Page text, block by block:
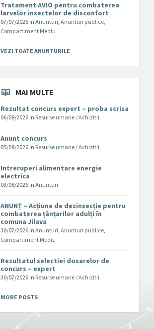
Tratament AVIO pentru combaterea
larvelor insectelor de disconfort
07/07/2026 inAnunturi,Anunturi publice,
Compartiment Mediu
VEZI TOATE ANUNTURILE
MAI MULTE
Rezultat concurs expert – proba scrisa
06/08/2026 in Resurse umane / Achizitii
Anunt concurs
05/08/2026 in Resurse umane / Achizitii
Intreruperi alimentare energie
electrica
03/08/2026 inAnunturi
ANUNȚ – Acțiune de dezinsecție pentru
combaterea țânțarilor adulți în
comuna Jilava
30/07/2026 inAnunturi,Anunturi publice,
Compartiment Mediu
Rezultatul selectiei dosarelor de
concurs – expert
30/07/2026 in Resurse umane / Achizitii
MORE POSTS